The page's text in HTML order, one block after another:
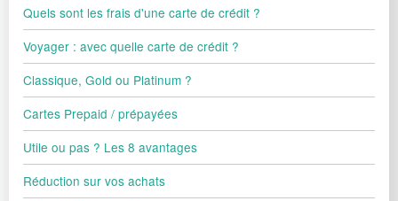
Quels sont les frais d'une carte de crédit ?
Voyager : avec quelle carte de crédit ?
Classique, Gold ou Platinum ?
Cartes Prepaid / prépayées
Utile ou pas ? Les 8 avantages
Réduction sur vos achats